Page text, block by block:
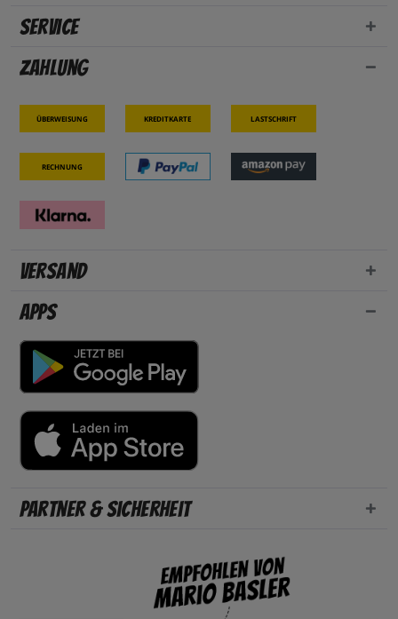
Service
Zahlung
Überweisung Kreditkarte Lastschrift
Rechnung
Versand
Apps
Partner & Sicherheit